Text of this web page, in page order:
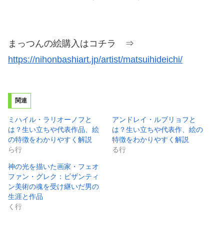
まっつんの絵購入はコチラ ⇒
https://nihonbashiart.jp/artist/matsuihideichi/
関連
ミハイル・ラリオーノフと
は？生い立ちや代表作品、絵
の特徴をわかりやすく解説
ら行
アンドレイ・ルブリョフと
は？生い立ちや代表作、絵の
特徴をわかりやすく解説
る行
神の光を描いた画家・フェオ
ファン・グレク：ビザンティ
ン美術の魂を受け継いだ男の
生涯と作品
く行